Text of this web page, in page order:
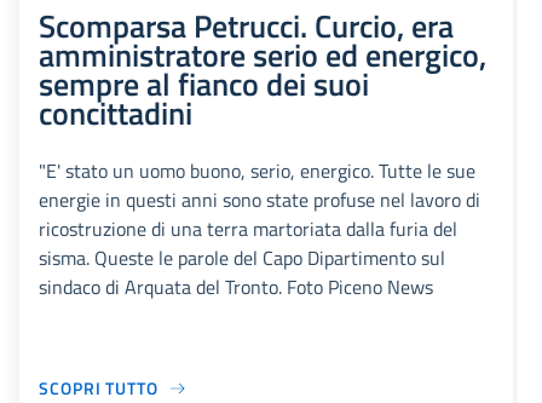
Scomparsa Petrucci. Curcio, era
amministratore serio ed energico,
sempre al fianco dei suoi
concittadini
"E' stato un uomo buono, serio, energico. Tutte le sue
energie in questi anni sono state profuse nel lavoro di
ricostruzione di una terra martoriata dalla furia del
sisma. Queste le parole del Capo Dipartimento sul
sindaco di Arquata del Tronto. Foto Piceno News
SCOPRI TUTTO